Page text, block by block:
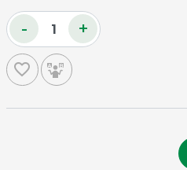
Housse de
- +
favorite_border